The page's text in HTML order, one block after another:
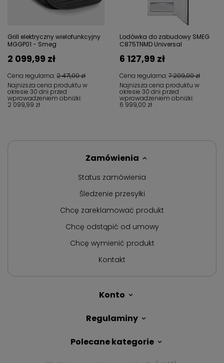
Grill elektryczny wielofunkcyjny
MGGP01 - Smeg
Cena regularna:2 471,00 zł
2 099,99 zł
Najniższa cena produktu w
okresie 30 dni przed
wprowadzeniem obniżki:
2 099,99 zł
Lodówka do zabudowy SMEG
C875TNMD Universal
Cena regularna:7 209,00 zł
6 127,99 zł
Najniższa cena produktu w
okresie 30 dni przed
wprowadzeniem obniżki:
6 999,00 zł
Zamówienia
Status zamówienia
Śledzenie przesyłki
Chcę zareklamować produkt
Chcę odstąpić od umowy
Chcę wymienić produkt
Kontakt
Konto
Regulaminy
Polecane kategorie